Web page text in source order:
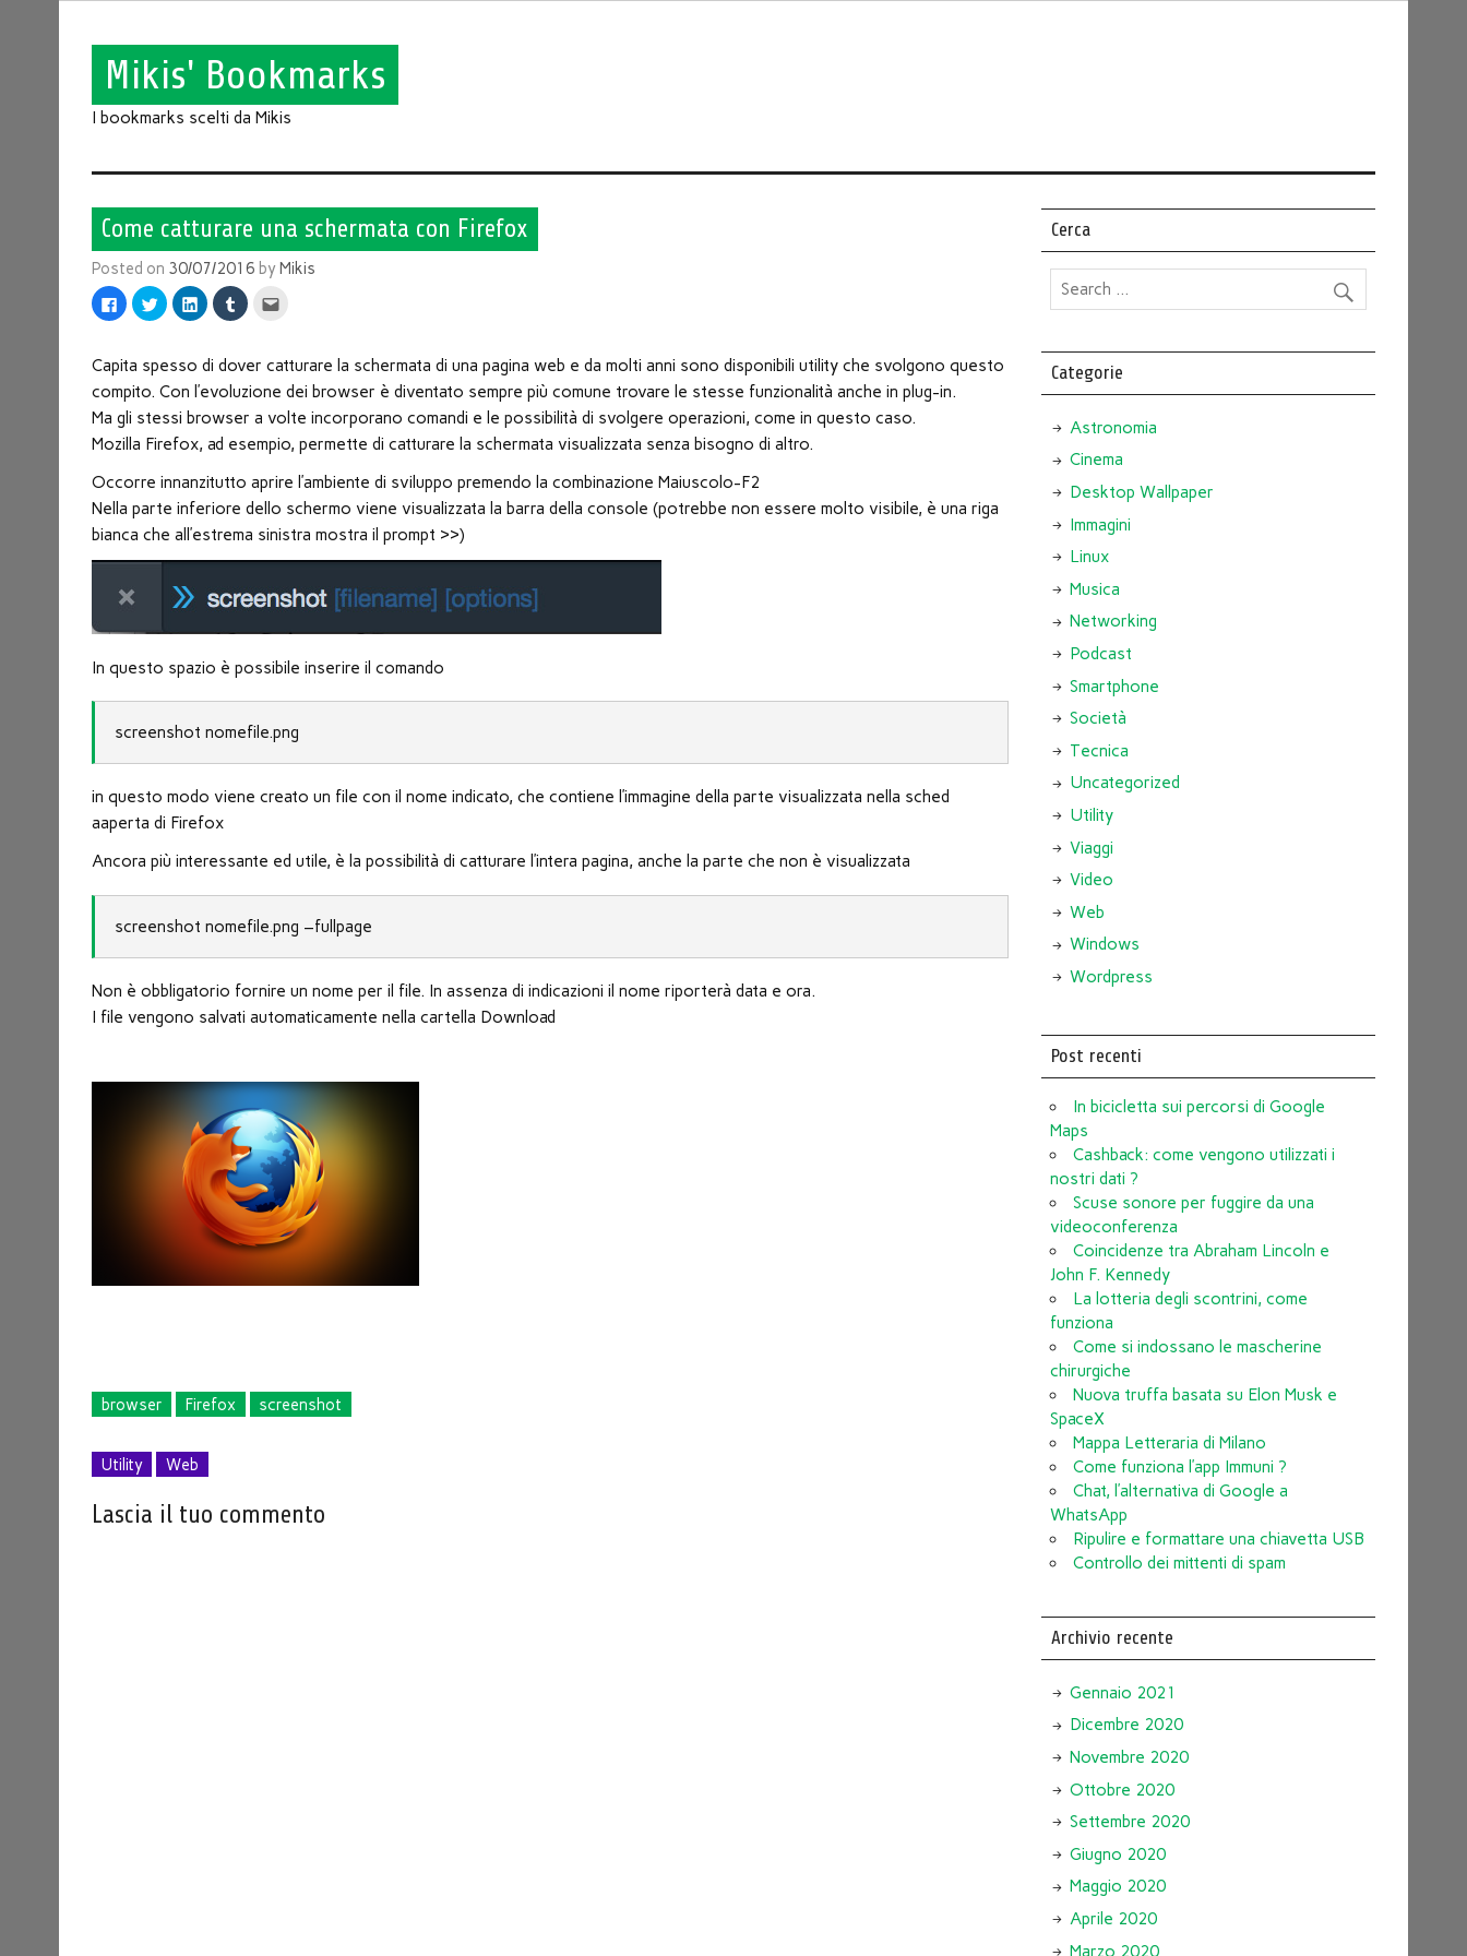
Mikis' Bookmarks
I bookmarks scelti da Mikis
Come catturare una schermata con Firefox
Posted on 30/07/2016 byMikis
Fai
clic
Facebook
apre
in
una
nuova
finestra)
Fai
clic
su
(Si
in
nuova
finestra)
Fai
clic
su
(Si
in
nuova
finestra)
Fai
clic
su
(Si
in
nuova
finestra)
l'articolo
mail
un
(Si
apre
una
finestra)
Capita spesso di dover catturare la schermata di una pagina web e da molti anni sono disponibili utility che svolgono questo
compito. Con l’evoluzione dei browser è diventato sempre più comune trovare le stesse funzionalità anche in plug-in.
Ma gli stessi browser a volte incorporano comandi e le possibilità di svolgere operazioni, come in questo caso.
Mozilla Firefox, ad esempio, permette di catturare la schermata visualizzata senza bisogno di altro.
Occorre innanzitutto aprire l’ambiente di sviluppo premendo la combinazione Maiuscolo-F2
Nella parte inferiore dello schermo viene visualizzata la barra della console (potrebbe non essere molto visibile, è una riga
bianca che all’estrema sinistra mostra il prompt >>)
In questo spazio è possibile inserire il comando
screenshot nomefile.png
in questo modo viene creato un file con il nome indicato, che contiene l’immagine della parte visualizzata nella sched
aaperta di Firefox
Ancora più interessante ed utile, è la possibilità di catturare l’intera pagina, anche la parte che non è visualizzata
screenshot nomefile.png –fullpage
Non è obbligatorio fornire un nome per il file. In assenza di indicazioni il nome riporterà data e ora.
I file vengono salvati automaticamente nella cartella Download
browser Firefox screenshot
Utility Web
Lascia il tuo commento
Cerca
Categorie
Astronomia
Cinema
Desktop Wallpaper
Immagini
Linux
Musica
Networking
Podcast
Smartphone
Società
Tecnica
Uncategorized
Utility
Viaggi
Video
Web
Windows
Wordpress
Post recenti
In bicicletta sui percorsi di Google
Maps
Cashback: come vengono utilizzati i
nostri dati ?
Scuse sonore per fuggire da una
videoconferenza
Coincidenze tra Abraham Lincoln e
John F. Kennedy
La lotteria degli scontrini, come
funziona
Come si indossano le mascherine
chirurgiche
Nuova truffa basata su Elon Musk e
SpaceX
Mappa Letteraria di Milano
Come funziona l’app Immuni ?
Chat, l’alternativa di Google a
WhatsApp
Ripulire e formattare una chiavetta USB
Controllo dei mittenti di spam
Archivio recente
Gennaio 2021
Dicembre 2020
Novembre 2020
Ottobre 2020
Settembre 2020
Giugno 2020
Maggio 2020
Aprile 2020
Marzo 2020